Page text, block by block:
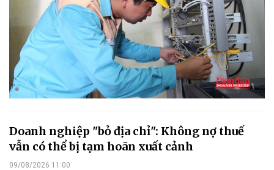
Doanh nghiệp "bỏ địa chỉ": Không nợ thuế
vẫn có thể bị tạm hoãn xuất cảnh
09/08/2026 11:00